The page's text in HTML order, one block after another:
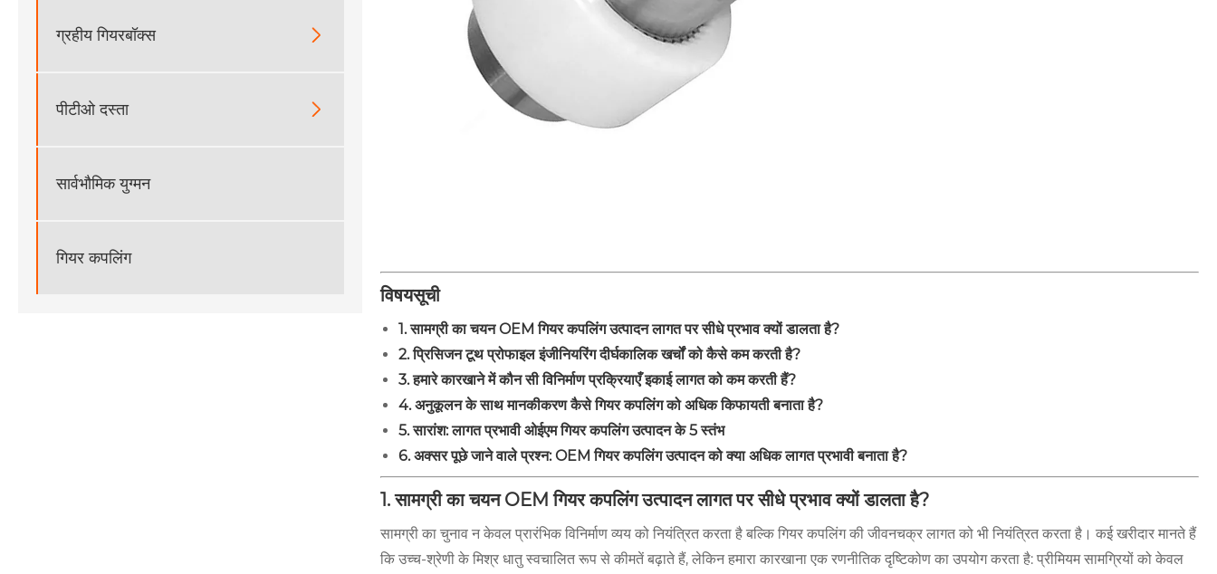
ग्रहीय गियरबॉक्स 
पीटीओ दस्ता 
सार्वभौमिक युग्मन
गियर कपलिंग
विषयसूची
1. सामग्री का चयन OEM गियर कपलिंग उत्पादन लागत पर सीधे प्रभाव क्यों डालता है?
2. प्रिसिजन टूथ प्रोफाइल इंजीनियरिंग दीर्घकालिक खर्चों को कैसे कम करती है?
3. हमारे कारखाने में कौन सी विनिर्माण प्रक्रियाएँ इकाई लागत को कम करती हैं?
4. अनुकूलन के साथ मानकीकरण कैसे गियर कपलिंग को अधिक किफायती बनाता है?
5. सारांश: लागत प्रभावी ओईएम गियर कपलिंग उत्पादन के 5 स्तंभ
6. अक्सर पूछे जाने वाले प्रश्न: OEM गियर कपलिंग उत्पादन को क्या अधिक लागत प्रभावी बनाता है?
1. सामग्री का चयन OEM गियर कपलिंग उत्पादन लागत पर सीधे प्रभाव क्यों डालता है?
सामग्री का चुनाव न केवल प्रारंभिक विनिर्माण व्यय को नियंत्रित करता है बल्कि गियर कपलिंग की जीवनचक्र लागत को भी नियंत्रित करता है। कई खरीदार मानते हैं
कि उच्च-श्रेणी के मिश्र धातु स्वचालित रूप से कीमतें बढ़ाते हैं, लेकिन हमारा कारखाना एक रणनीतिक दृष्टिकोण का उपयोग करता है: प्रीमियम सामग्रियों को केवल